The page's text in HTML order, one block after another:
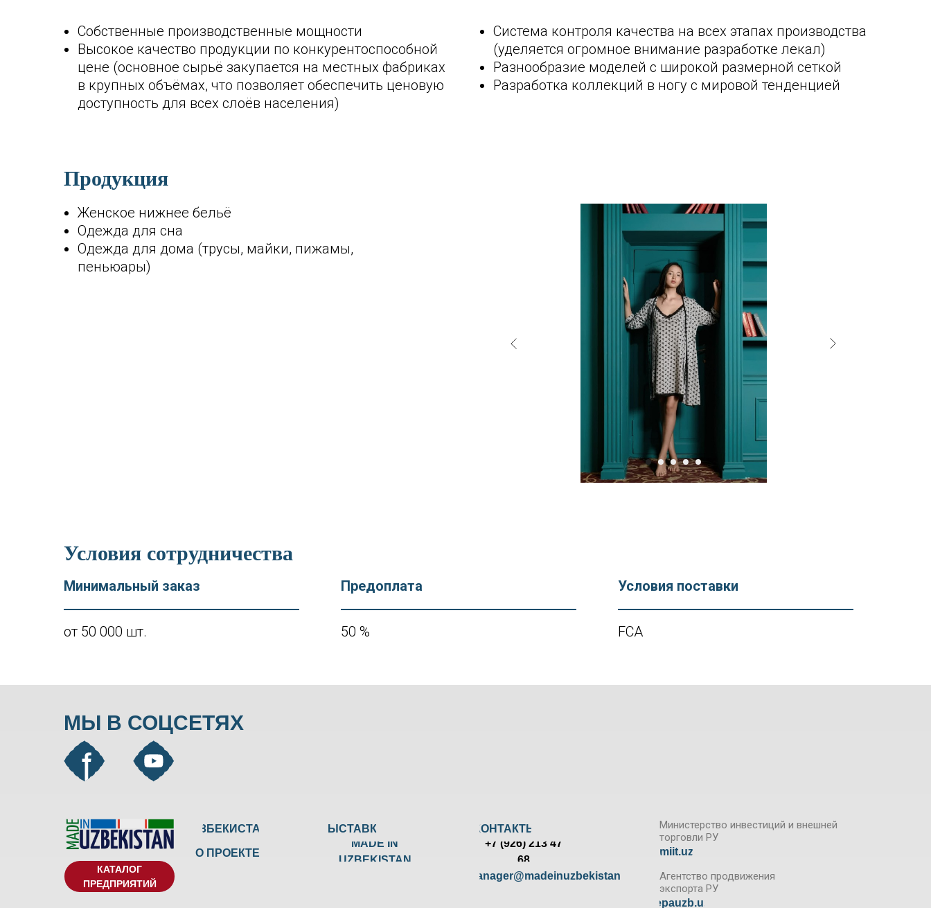
Собственные производственные мощности
Высокое качество продукции по конкурентоспособной
цене (основное сырьё закупается на местных фабриках
в крупных объёмах, что позволяет обеспечить ценовую
доступность для всех слоёв населения)
Система контроля качества на всех этапах производства
(уделяется огромное внимание разработке лекал)
Разнообразие моделей с широкой размерной сеткой
Разработка коллекций в ногу с мировой тенденцией
Продукция
Женское нижнее бельё
Одежда для сна
Одежда для дома (трусы, майки, пижамы,
пеньюары)
Условия сотрудничества
Минимальный заказ
от 50 000 шт.
Предоплата
50 %
Условия поставки
FCA
МЫ В СОЦСЕТЯХ
УЗБЕКИСТАН
О ПРОЕКТЕ
+7 (926) 213 47
68
КОНТАКТЫ
manager@madeinuzbekistan.ru
miit.uz
epauzb.uz
Агентство продвижения
экспорта РУ
Министерство инвестиций и внешней
торговли РУ
ВЫСТАВКИ
MADE IN
UZBEKISTAN
КАТАЛОГ
ПРЕДПРИЯТИЙ